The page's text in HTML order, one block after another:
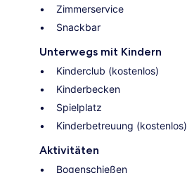
Zimmerservice
Snackbar
Unterwegs mit Kindern
Kinderclub (kostenlos)
Kinderbecken
Spielplatz
Kinderbetreuung (kostenlos)
Aktivitäten
Bogenschießen